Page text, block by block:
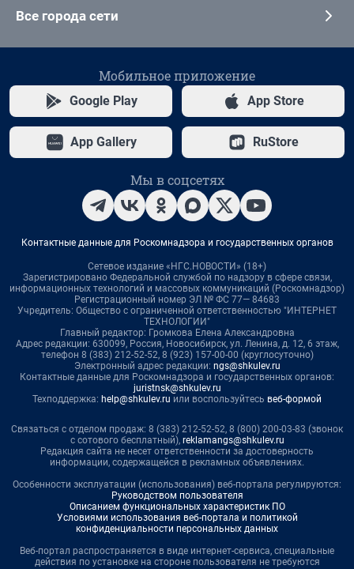
Все города сети
Мобильное приложение
Google Play App Store
App Gallery RuStore
Мы в соцсетях
Контактные данные для Роскомнадзора и государственных органов
Сетевое издание «НГС.НОВОСТИ» (18+)
Зарегистрировано Федеральной службой по надзору в сфере связи,
информационных технологий и массовых коммуникаций (Роскомнадзор)
Регистрационный номер ЭЛ № ФС 77— 84683
Учредитель: Общество с ограниченной ответственностью "ИНТЕРНЕТ
ТЕХНОЛОГИИ"
Главный редактор: Громкова Елена Александровна
Адрес редакции: 630099, Россия, Новосибирск, ул. Ленина, д. 12, 6 этаж,
телефон 8 (383) 212-52-52, 8 (923) 157-00-00 (круглосуточно)
Электронный адрес редакции: ngs@shkulev.ru
Контактные данные для Роскомнадзора и государственных органов:
juristnsk@shkulev.ru
Техподдержка: help@shkulev.ru или воспользуйтесь веб-формой
Связаться с отделом продаж: 8 (383) 212-52-52, 8 (800) 200-03-83 (звонок
с сотового бесплатный), reklamangs@shkulev.ru
Редакция сайта не несет ответственности за достоверность
информации, содержащейся в рекламных объявлениях.
Особенности эксплуатации (использования) веб-портала регулируются:
Руководством пользователя
Описанием функциональных характеристик ПО
Условиями использования веб-портала и политикой
конфиденциальности персональных данных
Веб-портал распространяется в виде интернет-сервиса, специальные
действия по установке на стороне пользователя не требуются